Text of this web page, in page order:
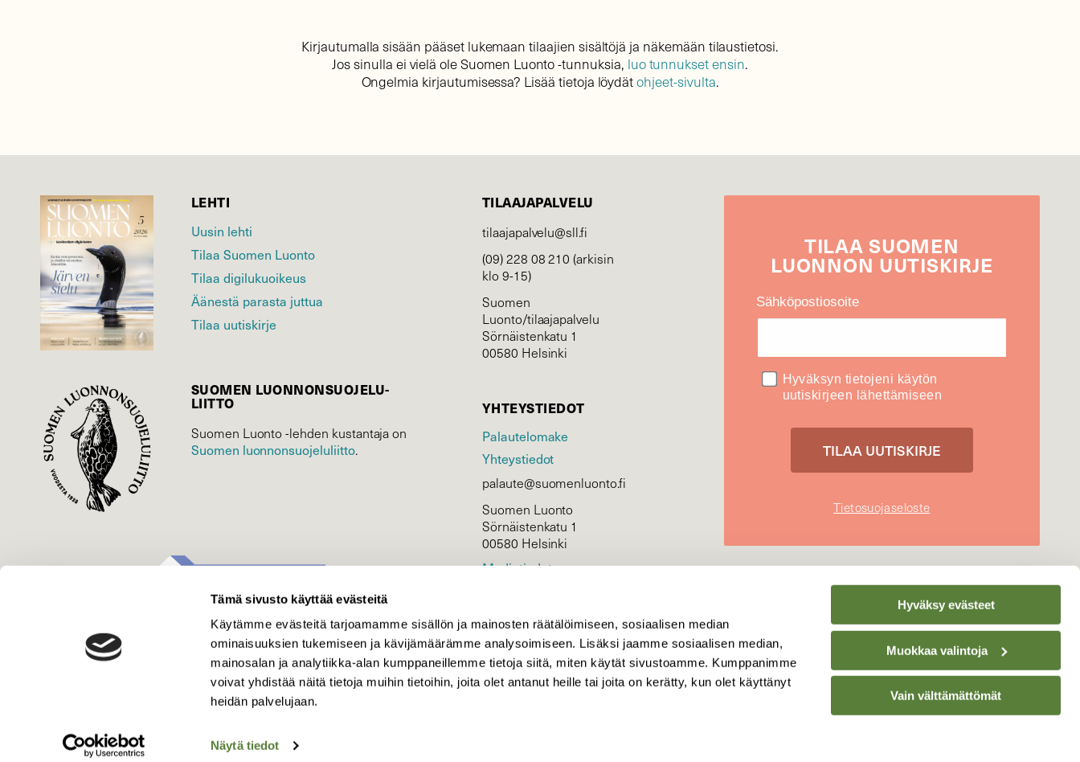
Tämä sivusto käyttää evästeitä
Käytämme evästeitä tarjoamamme sisällön ja mainosten räätälöimiseen, sosiaalisen median
ominaisuuksien tukemiseen ja kävijämäärämme analysoimiseen. Lisäksi jaamme sosiaalisen median,
mainosalan ja analytiikka-alan kumppaneillemme tietoja siitä, miten käytät sivustoamme. Kumppanimme
voivat yhdistää näitä tietoja muihin tietoihin, joita olet antanut heille tai joita on kerätty, kun olet käyttänyt
heidän palvelujaan.
Näytä tiedot
Hyväksy evästeet
Muokkaa valintoja
Vain välttämättömät
Kirjautumalla sisään pääset lukemaan tilaajien sisältöjä ja näkemään tilaustietosi.
Jos sinulla ei vielä ole Suomen Luonto -tunnuksia, luo tunnukset ensin.
Ongelmia kirjautumisessa? Lisää tietoja löydätohjeet-sivulta.
LEHTI
Uusin lehti
Tilaa Suomen Luonto
Tilaa digilukuoikeus
Äänestä parasta juttua
Tilaa uutiskirje
SUOMEN LUONNON­SUOJELU­
LIITTO
Suomen Luonto -lehden kustantaja on
Suomen luonnonsuojelu­liitto.
TILAAJAPALVELU
tilaajapalvelu@sll.fi
(09) 228 08 210 (arkisin
klo 9-15)
Suomen
Luonto/tilaajapalvelu
Sörnäistenkatu 1
00580 Helsinki
YHTEYSTIEDOT
Palautelomake
Yhteystiedot
palaute@suomenluonto.fi
Suomen Luonto
Sörnäistenkatu 1
00580 Helsinki
Mediatiedot
KIRJAUDU
TILAASUOMEN
LUONNON UUTIS­KIRJE
Sähköpostiosoite
Hyväksyn tietojeni käytön
uutiskirjeen lähettämiseen
Tietosuojaseloste